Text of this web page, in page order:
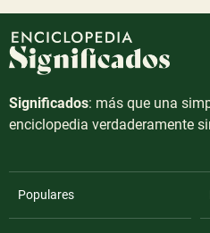
Significados: más que una
enciclopedia verdaderamente
Populares